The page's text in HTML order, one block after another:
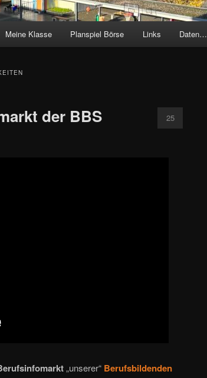
Meine Klasse Planspiel Börse Links Daten…
der BBS 25
„unserer“ Berufsbildenden